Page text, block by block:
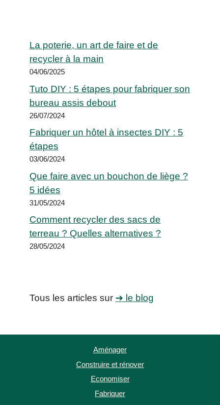
La poterie, un art de faire et de
recycler à la main
04/06/2025
Tuto DIY : 5 étapes pour fabriquer son
bureau assis debout
26/07/2024
Fabriquer un hôtel à insectes DIY : 5
étapes
03/06/2024
Que faire avec un bouchon de liège ?
5 idées
31/05/2024
Comment recycler des sacs de
terreau ? Quelles alternatives ?
28/05/2024
Tous les articles sur ➔ le blog
Aménager
Construire et rénover
Economiser
Fabriquer